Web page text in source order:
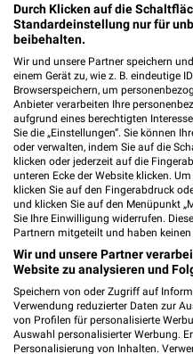
Heute 08:00 -
Getränke
Industriestraße
56412
Heute 08:30 -
447,99 km •
alldrink
Igstadter Str. 36
65207
Heute 08:30 -
446,69 km •
Durch Klicken auf die
Standardeinstellung nur für
beibehalten.
Wir und unsere Partner speichern
einem Gerät zu, wie z. B. eindeutige
Browserspeichern, um
Anbieter verarbeiten Ihre
aufgrund eines berechtigten
Sie die „Einstellungen“. Sie können
oder verwalten, indem Sie auf die
klicken oder jederzeit auf die
unteren Ecke der Website klicken.
klicken Sie auf den Fingerabdruck
und klicken Sie auf den Menüpunkt
Sie Ihre Einwilligung widerrufen.
Partnern mitgeteilt und haben
Wir und unsere Partner
Website zu analysieren und
Speichern von oder Zugriff auf
Verwendung reduzierter Daten zur
von Profilen für personalisierte
Auswahl personalisierter Werbung.
Personalisierung von Inhalten.